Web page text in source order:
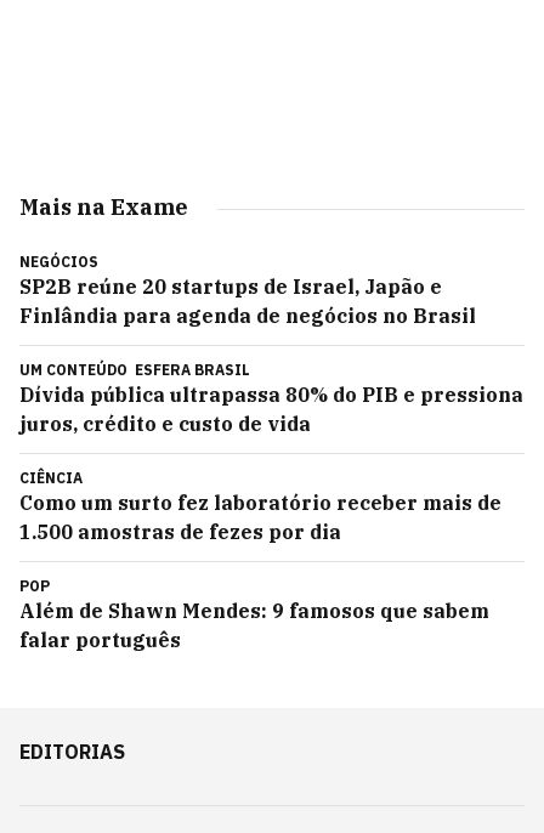
Mais na Exame
NEGÓCIOS
SP2B reúne 20 startups de Israel, Japão e
Finlândia para agenda de negócios no Brasil
UM CONTEÚDO ESFERA BRASIL
Dívida pública ultrapassa 80% do PIB e pressiona
juros, crédito e custo de vida
CIÊNCIA
Como um surto fez laboratório receber mais de
1.500 amostras de fezes por dia
POP
Além de Shawn Mendes: 9 famosos que sabem
falar português
EDITORIAS